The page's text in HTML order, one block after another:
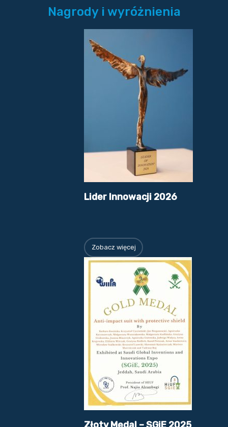
Nagrody i wyróżnienia
Lider Innowacji 2026
Zobacz więcej